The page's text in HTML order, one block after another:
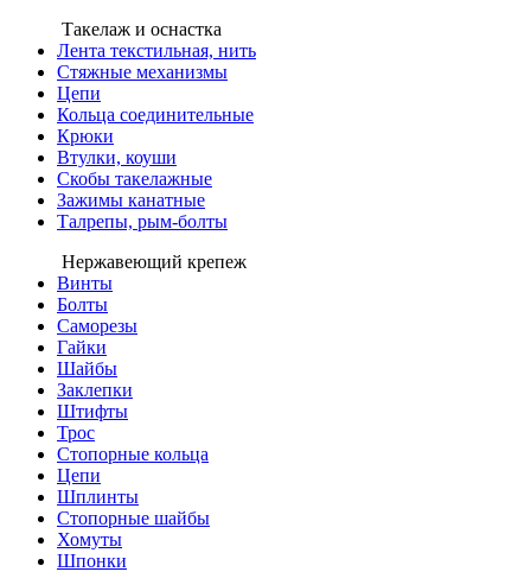
Такелаж и оснастка
Лента текстильная, нить
Стяжные механизмы
Цепи
Кольца соединительные
Крюки
Втулки, коуши
Скобы такелажные
Зажимы канатные
Талрепы, рым-болты
Нержавеющий крепеж
Винты
Болты
Саморезы
Гайки
Шайбы
Заклепки
Штифты
Трос
Стопорные кольца
Цепи
Шплинты
Стопорные шайбы
Хомуты
Шпонки